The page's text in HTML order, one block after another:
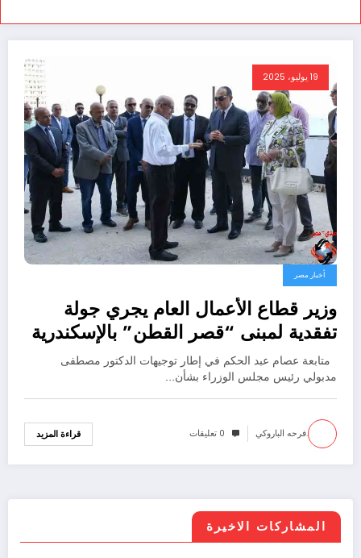
19 يوليو، 2025
أخبار مصر
وزير قطاع الأعمال العام يجري جولة
تفقدية لمبنى “قصر القطن” بالإسكندرية
متابعة عصام عبد الحكم في إطار توجيهات الدكتور مصطفى
مدبولي رئيس مجلس الوزراء بشأن…
.فرحه الباروكي 0 تعليقات قراءة المزيد
المشاركات الاخيرة